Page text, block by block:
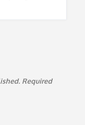
Required